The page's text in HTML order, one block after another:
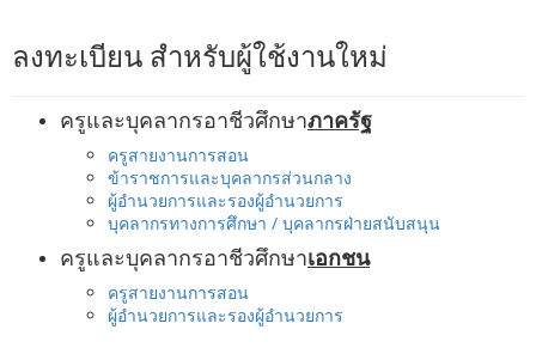
ลงทะเบียน สำหรับผู้ใช้งานใหม่
ครูและบุคลากรอาชีวศึกษาภาครัฐ
ครูสายงานการสอน
ข้าราชการและบุคลากรส่วนกลาง
ผู้อำนวยการและรองผู้อำนวยการ
บุคลากรทางการศึกษา / บุคลากรฝ่ายสนับสนุน
ครูและบุคลากรอาชีวศึกษาเอกชน
ครูสายงานการสอน
ผู้อำนวยการและรองผู้อำนวยการ